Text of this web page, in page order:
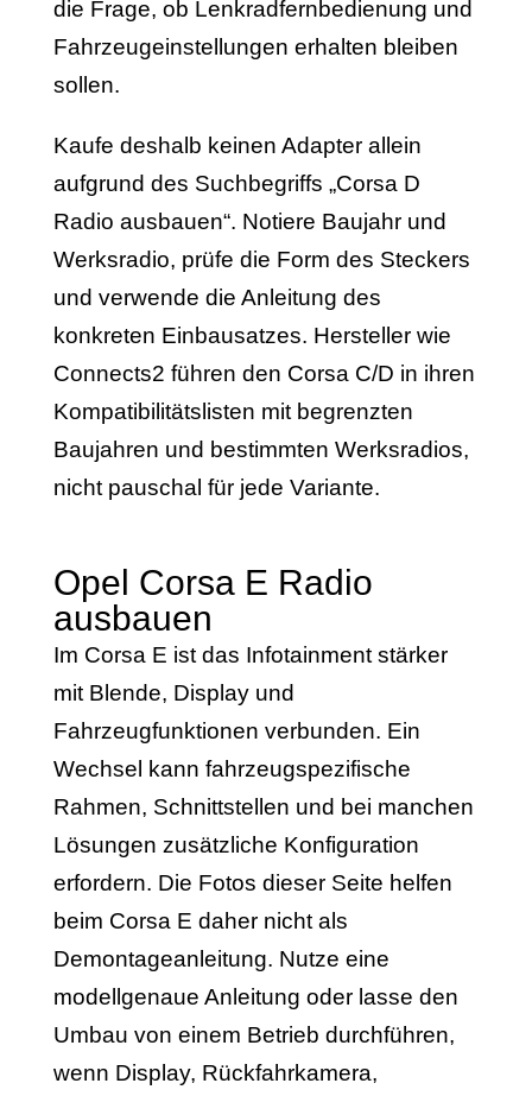
die Frage, ob Lenkradfernbedienung und
Fahrzeugeinstellungen erhalten bleiben
sollen.
Kaufe deshalb keinen Adapter allein
aufgrund des Suchbegriffs „Corsa D
Radio ausbauen“. Notiere Baujahr und
Werksradio, prüfe die Form des Steckers
und verwende die Anleitung des
konkreten Einbausatzes. Hersteller wie
Connects2 führen den Corsa C/D in ihren
Kompatibilitätslisten mit begrenzten
Baujahren und bestimmten Werksradios,
nicht pauschal für jede Variante.
Opel Corsa E Radio
ausbauen
Im Corsa E ist das Infotainment stärker
mit Blende, Display und
Fahrzeugfunktionen verbunden. Ein
Wechsel kann fahrzeugspezifische
Rahmen, Schnittstellen und bei manchen
Lösungen zusätzliche Konfiguration
erfordern. Die Fotos dieser Seite helfen
beim Corsa E daher nicht als
Demontageanleitung. Nutze eine
modellgenaue Anleitung oder lasse den
Umbau von einem Betrieb durchführen,
wenn Display, Rückfahrkamera,